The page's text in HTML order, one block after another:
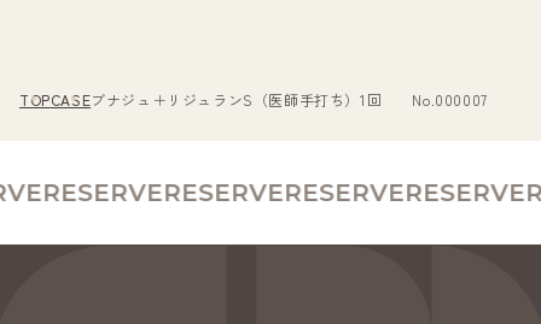
TOPCASEブナジュ＋リジュランS（医師手打ち）1回 No.000007
RESERVERESERVERESERVERESERVE